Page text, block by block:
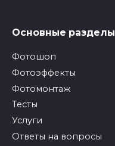
Основные разделы
Фотошоп
Фотоэффекты
Фотомонтаж
Тесты
Услуги
Ответы на вопросы